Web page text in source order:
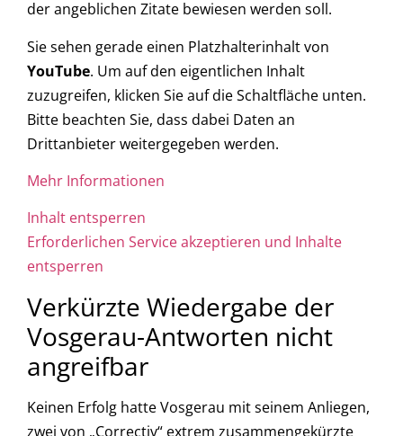
der angeblichen Zitate bewiesen werden soll.
Sie sehen gerade einen Platzhalterinhalt von
YouTube. Um auf den eigentlichen Inhalt
zuzugreifen, klicken Sie auf die Schaltfläche unten.
Bitte beachten Sie, dass dabei Daten an
Drittanbieter weitergegeben werden.
Mehr Informationen
Inhalt entsperren
Erforderlichen Service akzeptieren und Inhalte
entsperren
Verkürzte Wiedergabe der
Vosgerau-Antworten nicht
angreifbar
Keinen Erfolg hatte Vosgerau mit seinem Anliegen,
zwei von „Correctiv“ extrem zusammengekürzte